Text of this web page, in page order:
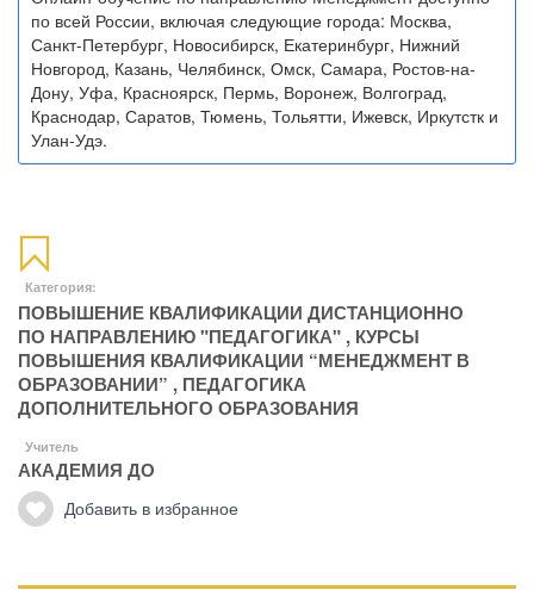
по всей России, включая следующие города: Москва,
Санкт-Петербург, Новосибирск, Екатеринбург, Нижний
Новгород, Казань, Челябинск, Омск, Самара, Ростов-на-
Дону, Уфа, Красноярск, Пермь, Воронеж, Волгоград,
Краснодар, Саратов, Тюмень, Тольятти, Ижевск, Иркутстк и
Улан-Удэ.
Категория:
ПОВЫШЕНИЕ КВАЛИФИКАЦИИ ДИСТАНЦИОННО
ПО НАПРАВЛЕНИЮ "ПЕДАГОГИКА" , КУРСЫ
ПОВЫШЕНИЯ КВАЛИФИКАЦИИ “МЕНЕДЖМЕНТ В
ОБРАЗОВАНИИ” , ПЕДАГОГИКА
ДОПОЛНИТЕЛЬНОГО ОБРАЗОВАНИЯ
Учитель
АКАДЕМИЯ ДО
Добавить в избранное